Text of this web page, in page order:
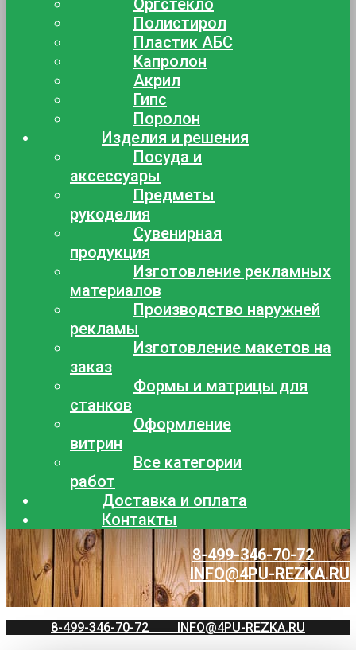
Оргстекло
Полистирол
Пластик АБС
Капролон
Акрил
Гипс
Поролон
Изделия и решения
Посуда и
аксессуары
Предметы
рукоделия
Сувенирная
продукция
Изготовление рекламных
материалов
Производство наружней
рекламы
Изготовление макетов на
заказ
Формы и матрицы для
станков
Оформление
витрин
Все категории
работ
Доставка и оплата
Контакты
8-499-346-70-72
INFO@4PU-REZKA.RU
8-499-346-70-72 INFO@4PU-REZKA.RU